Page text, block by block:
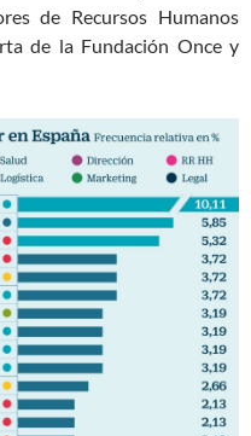
de Recursos Humanos
de la Fundación Once y